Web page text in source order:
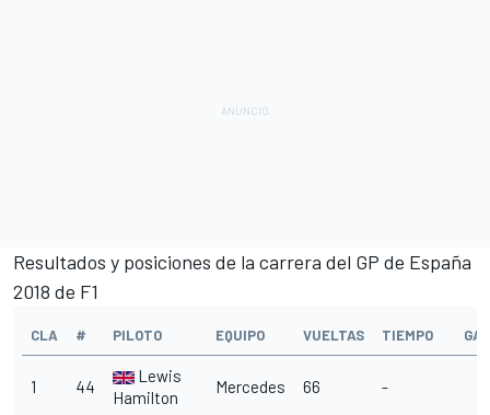
Resultados y posiciones de la carrera del GP de España
2018 de F1
CLA # PILOTO EQUIPO VUELTAS TIEMPO GAP
1 44
Lewis
Hamilton
Mercedes 66 -